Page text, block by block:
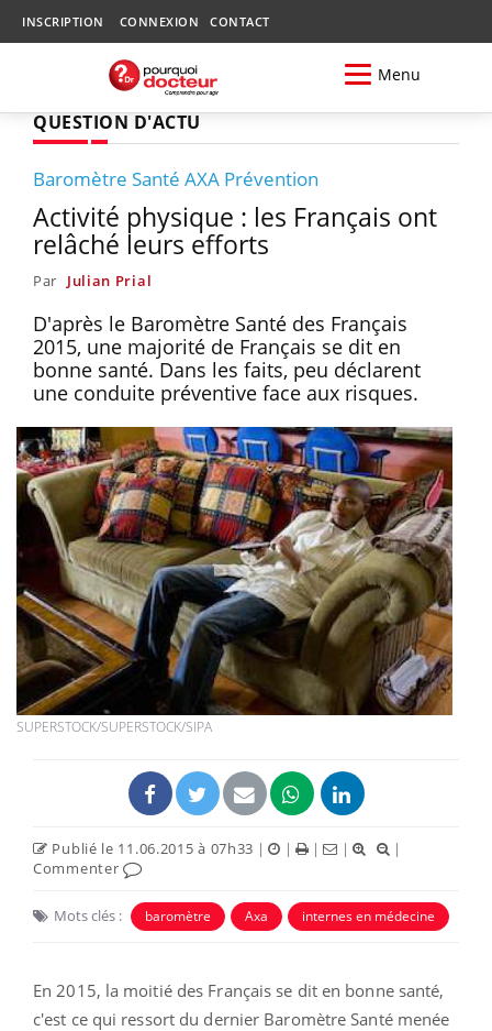
INSCRIPTION CONNEXION CONTACT
Menu
QUESTION D'ACTU
Baromètre Santé AXA Prévention
Activité physique : les Français ont
relâché leurs efforts
Par Julian Prial
D'après le Baromètre Santé des Français
2015, une majorité de Français se dit en
bonne santé. Dans les faits, peu déclarent
une conduite préventive face aux risques.
SUPERSTOCK/SUPERSTOCK/SIPA
Publié le 11.06.2015 à 07h33 | | | |
|
Commenter
Mots clés : baromètre Axa internes en médecine
En 2015, la moitié des Français se dit en bonne santé,
c'est ce qui ressort du dernier Baromètre Santé menée